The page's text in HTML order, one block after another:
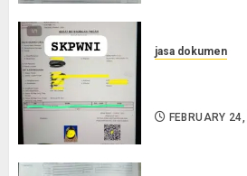
jasa dokumen
FEBRUARY